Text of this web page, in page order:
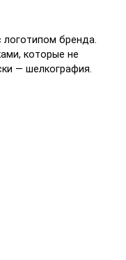
логотипом бренда.
которые не
— шелкография.